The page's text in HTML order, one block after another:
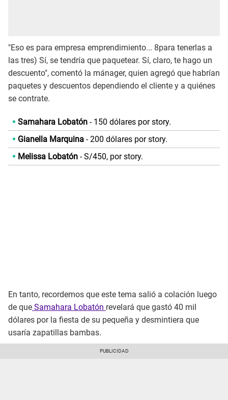
"Eso es para empresa emprendimiento... 8para tenerlas a
las tres) Sí, se tendría que paquetear. Sí, claro, te hago un
descuento", comentó la mánager, quien agregó que habrían
paquetes y descuentos dependiendo el cliente y a quiénes
se contrate.
Samahara Lobatón- 150 dólares por story.
Gianella Marquina- 200 dólares por story.
Melissa Lobatón - S/450, por story.
En tanto, recordemos que este tema salió a colación luego
de que Samahara Lobatón revelará que gastó 40 mil
dólares por la fiesta de su pequeña y desmintiera que
usaría zapatillas bambas.